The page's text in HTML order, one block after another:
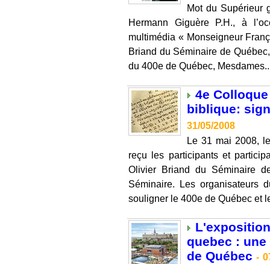
Mot du Supérieur
Hermann Giguère P.H., à
multimédia « Monseigneur
Briand du Séminaire de
du 400e de Québec,
4e
biblique:
31/05/2008
Le 31 mai 2008,
reçu les participants et
Olivier Briand du Séminaire
Séminaire. Les organisateurs
souligner le 400e de Québec et
quebec :
de Québec -